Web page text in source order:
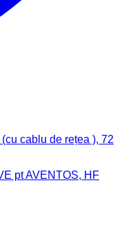
cablu de rețea ), 72